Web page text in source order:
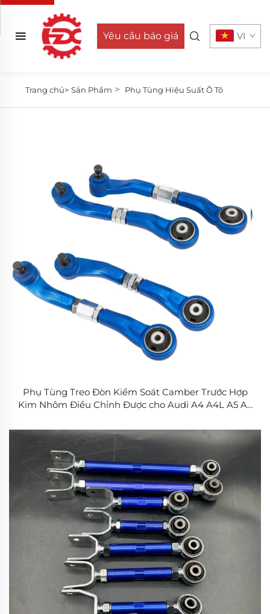
Yêu cầu báo giá VI
Trang chủ> Sản Phẩm > Phụ Tùng Hiệu Suất Ô Tô
Phụ Tùng Treo Đòn Kiểm Soát Camber Trước Hợp
Kim Nhôm Điều Chỉnh Được cho Audi A4 A4L A5 A6